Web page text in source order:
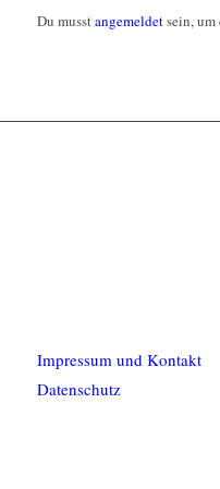
Du musstangemeldetsein, um
Impressum und Kontakt
Datenschutz